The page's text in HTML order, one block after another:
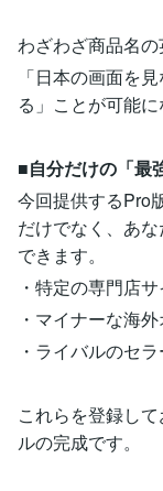
わざわざ商品名の
「日本の画面を
る」ことが可能に
■自分だけの「最
今回提供するPro
だけでなく、あ
できます。
・特定の専門店サ
・マイナーな海
・ライバルのセ
これらを登録し
ルの完成です。